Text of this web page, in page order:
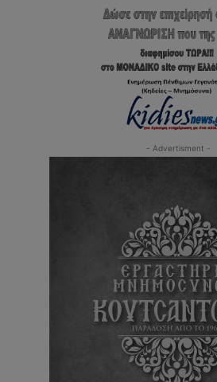
- Advertisment -